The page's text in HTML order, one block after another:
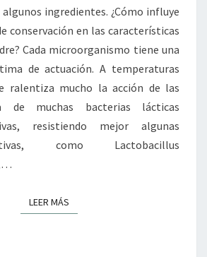
ingredientes. ¿Cómo influye
conservación en las características
Cada microorganismo tiene una
de actuación. A temperaturas
ralentiza mucho la acción de las
de muchas bacterias lácticas
resistiendo mejor algunas
como Lactobacillus
LEER MÁSLEER MÁS